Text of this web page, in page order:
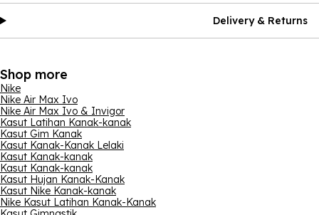
Delivery & Returns
Shop more
Nike
Nike Air Max Ivo
Nike Air Max Ivo & Invigor
Kasut Latihan Kanak-kanak
Kasut Gim Kanak
Kasut Kanak-Kanak Lelaki
Kasut Kanak-kanak
Kasut Kanak-kanak
Kasut Hujan Kanak-Kanak
Kasut Nike Kanak-kanak
Nike Kasut Latihan Kanak-Kanak